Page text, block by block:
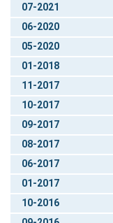
07-2021
06-2020
05-2020
01-2018
11-2017
10-2017
09-2017
08-2017
06-2017
01-2017
10-2016